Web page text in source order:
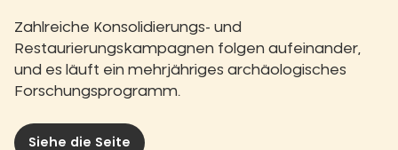
Zahlreiche Konsolidierungs- und
Restaurierungskampagnen folgen aufeinander,
und es läuft ein mehrjähriges archäologisches
Forschungsprogramm.
Siehe die Seite